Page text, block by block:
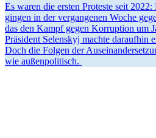
Es waren die ersten Pro­teste seit
gingen in der ver­gan­ge­nen Woche
das den Kampf gegen Kor­rup­tion um
Prä­si­dent Selen­skyj machte dar­auf­hin
Doch die Folgen der
wie außenpolitisch.